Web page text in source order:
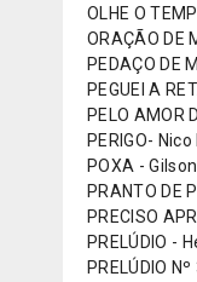
OLHE O
ORAÇÃO DE
PEDAÇO DE
PEGUEI A
PELO AMOR
PERIGO-
POXA -
PRANTO DE
PRECISO
PRELÚDIO -
PRELÚDIO